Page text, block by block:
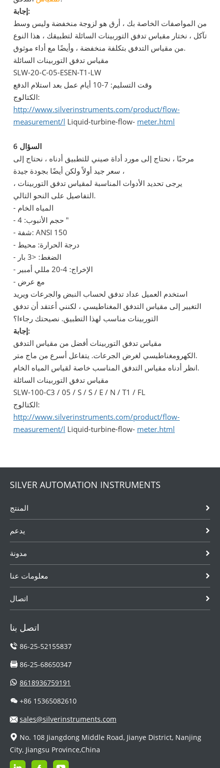
إجابة:
من المواصفات الخاصة بك ، أرق هو لزوجة منخفضة وليس وسط
تآكل ، نختار مقياس تدفق التوربينات السائلة لتطبيقك ، هذا النوع
من مقياس التدفق بتكلفة منخفضة ، وأيضًا مع أداء موثوق.
مقياس تدفق التوربينات السائلة
SLW-20-C-05-ESEN-T1-LW
وقت التسليم: 7-10 أيام عمل بعد استلام الدفع
الكتالوج:
http://www.silverinstruments.com/product/flow-
measurement/l Liquid-turbine-flow- meter.html
السؤال 6
مرحبًا ، نحتاج إلى مورد أداة صيني للتطبيق أدناه ، نحتاج إلى
سعر جيد أولاً ولكن أيضًا بجودة جيدة ،
يرجى تحديد الأدوات المناسبة لمقياس تدفق التوربينات ،
التفاصيل على النحو التالي.
- المياه الخام
- حجم الأنبوب: 4 "
- شفة: ANSI 150
- درجة الحرارة: محيط
- الضغط: <3 بار
- الإخراج: 4-20 مللي أمبير
- مع عرض
استخدم العميل عداد تدفق لحساب النبض والجرعات ويريد
التغيير إلى مقياس التدفق المغناطيسي ، لكنني أعتقد أن تدفق
التوربينات مناسب لهذا التطبيق. نصيحتك رجاءا؟
إجابة:
مقياس تدفق التوربينات أفضل من مقياس التدفق
الكهرومغناطيسي لغرض الجرعات. يتفاعل أسرع من ماج متر.
انظر أدناه مقياس التدفق المناسب خاصة لقياس المياه الخام.
مقياس تدفق التوربينات السائلة
SLW-100-C3 / 05 / S / S / E / N / T1 / FL
الكتالوج:
http://www.silverinstruments.com/product/flow-
measurement/l Liquid-turbine-flow- meter.html
SILVER AUTOMATION INSTRUMENTS
المنتج
يدعم
مدونة
معلومات عنا
اتصال
اتصل بنا
86-25-52155837
86-25-68650347
8618936759191
+86 15365082610
sales@silverinstruments.com
No. 108 Jiangdong Middle Road, Jianye District, Nanjing
City, Jiangsu Province,China